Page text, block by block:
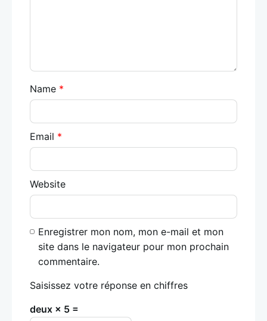
Name *
Email *
Website
Enregistrer mon nom, mon e-mail et mon
site dans le navigateur pour mon prochain
commentaire.
Saisissez votre réponse en chiffres
deux × 5 =